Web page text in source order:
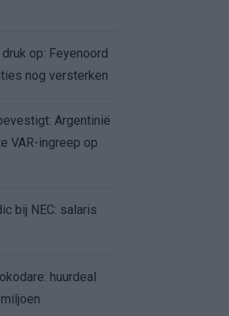
op: Feyenoord
nog versterken
Argentinië
VAR-ingreep op
bij NEC: salaris
huurdeal